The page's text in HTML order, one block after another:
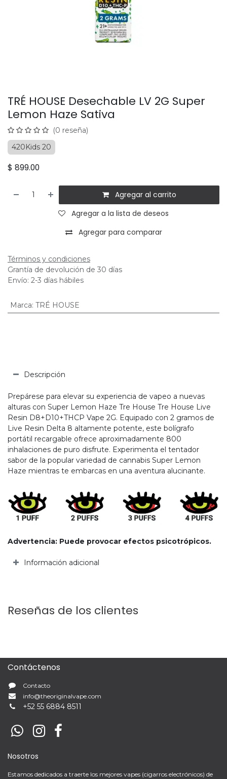
TRÉ HOUSE Desechable LV 2G Super
Lemon Haze Sativa
(0 reseña)
420Kids 20
$ 899.00
Agregar al carrito
Agregar para comparar
Agregar a la lista de deseos
Términos y condiciones
Grantía de devolución de 30 días
Envío: 2-3 días hábiles
Marca: TRÉ HOUSE
Descripción
Prepárese para elevar su experiencia de vapeo a nuevas
alturas con Super Lemon Haze Tre House Tre House Live
Resin D8+D10+THCP Vape 2G. Equipado con 2 gramos de
Live Resin Delta 8 altamente potente, este bolígrafo
portátil recargable ofrece aproximadamente 800
inhalaciones de puro disfrute. Experimenta el tentador
sabor de la popular variedad de cannabis Super Lemon
Haze mientras te embarcas en una aventura alucinante.​
Advertencia: Puede provocar efectos psicotrópicos.
Información adicional
Reseñas de los clientes
Contáctenos
Contacto
info@theoriginalvape.com
+52 55 6884 8511
Nosotros
Estamos dedicados a traerte los mejores vapes (cigarros electrónicos) de